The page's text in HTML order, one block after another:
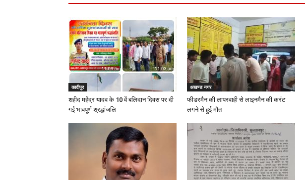
कादीपुर
शहीद महेंद्र यादव के 10 वें बलिदान दिवस पर दी
गई भावपूर्ण श्रद्धांजलि
अखण्ड नगर
फीडरमैन की लापरवाही से लाइनमैन की करंट
लगने से हुई मौत